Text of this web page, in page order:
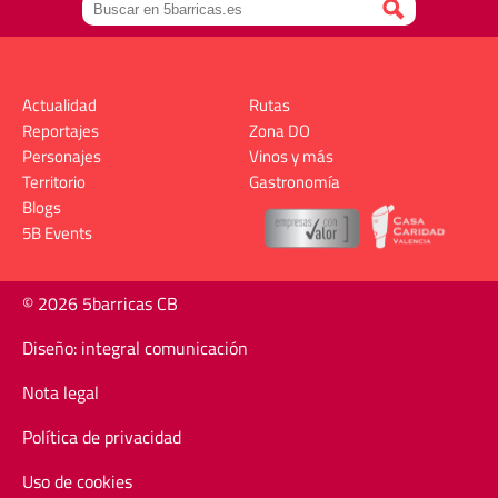
Actualidad
Reportajes
Personajes
Territorio
Rutas
Zona DO
Vinos y más
Gastronomía
Blogs
5B Events
© 2026 5barricas CB
Diseño: integral comunicación
Nota legal
Política de privacidad
Uso de cookies